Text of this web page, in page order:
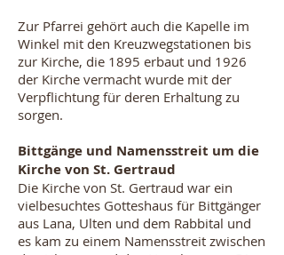
Zur Pfarrei gehört auch die Kapelle im
Winkel mit den Kreuzwegstationen bis
zur Kirche, die 1895 erbaut und 1926
der Kirche vermacht wurde mit der
Verpflichtung für deren Erhaltung zu
sorgen.
Bittgänge und Namensstreit um die
Kirche von St. Gertraud
Die Kirche von St. Gertraud war ein
vielbesuchtes Gotteshaus für Bittgänger
aus Lana, Ulten und dem Rabbital und
es kam zu einem Namensstreit zwischen